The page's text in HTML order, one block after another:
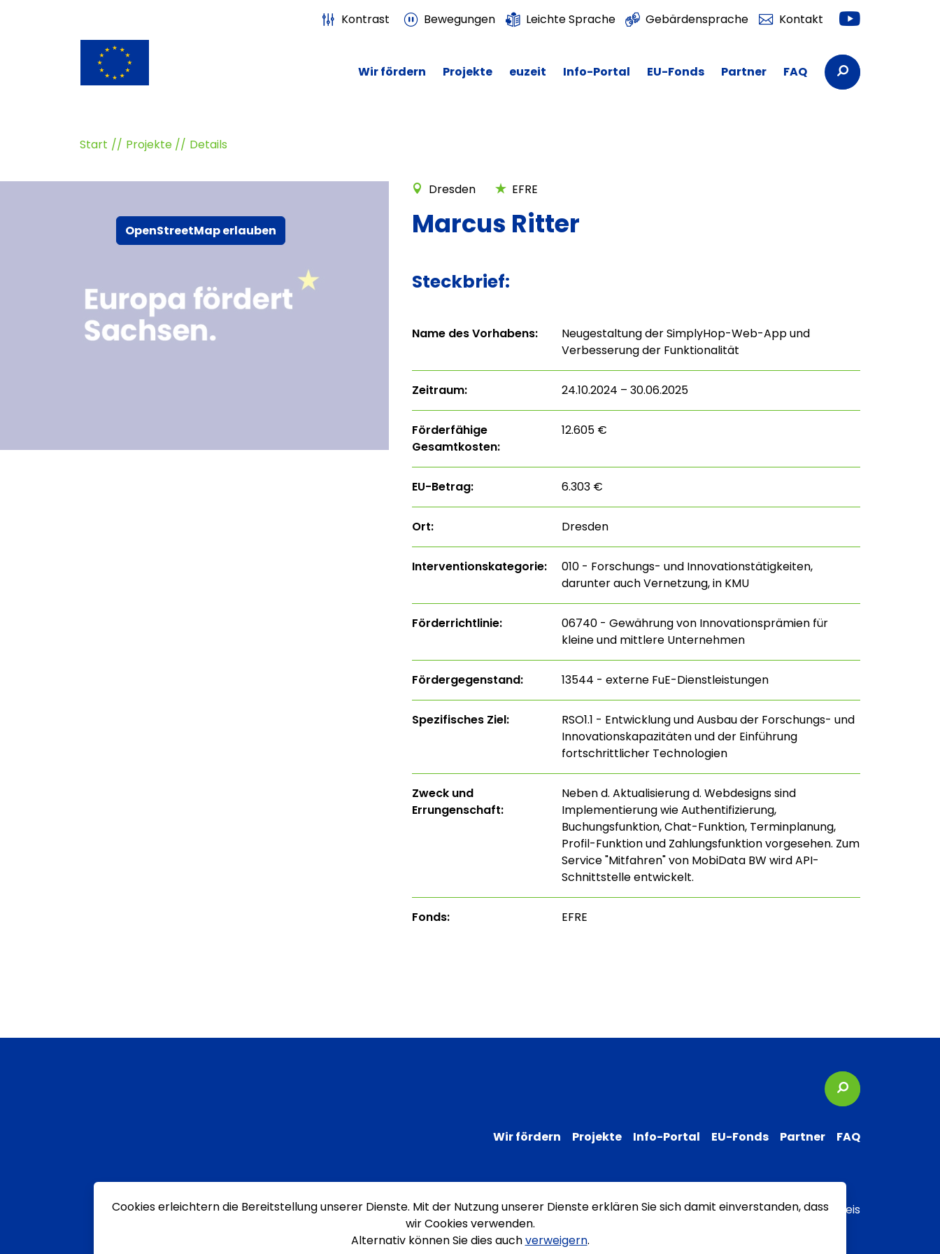
Kontrast Bewegungen Leichte Sprache Gebärdensprache Kontakt Youtube
Wir fördern Projekte euzeit Info-Portal EU-Fonds Partner FAQ Suchbegriffe
Start Projekte Details
OpenStreetMap erlauben
Dresden EFRE
Marcus Ritter
Steckbrief:
Name des Vorhabens:
Neugestaltung der SimplyHop-Web-App und
Verbesserung der Funktionalität
Zeitraum: 24.10.2024 – 30.06.2025
Förderfähige
Gesamtkosten:
12.605 €
EU-Betrag: 6.303 €
Ort: Dresden
Interventions­kategorie:
010 - Forschungs- und Innovationstätigkeiten,
darunter auch Vernetzung, in KMU
Förderrichtlinie:
06740 - Gewährung von Innovationsprämien für
kleine und mittlere Unternehmen
Fördergegenstand: 13544 - externe FuE-Dienstleistungen
Spezifisches Ziel:
RSO1.1 - Entwicklung und Ausbau der Forschungs- und
Innovationskapazitäten und der Einführung
fortschrittlicher Technologien
Zweck und
Errungenschaft:
Neben d. Aktualisierung d. Webdesigns sind
Implementierung wie Authentifizierung,
Buchungsfunktion, Chat-Funktion, Terminplanung,
Profil-Funktion und Zahlungsfunktion vorgesehen. Zum
Service "Mitfahren" von MobiData BW wird API-
Schnittstelle entwickelt.
Fonds: EFRE
Suchbegriffe
Wir fördern Projekte Info-Portal EU-Fonds Partner FAQ
Impressum Datenschutz Erklärung zur Barrierefreiheit Transparenzhinweis
Cookies erleichtern die Bereitstellung unserer Dienste. Mit der Nutzung unserer Dienste erklären Sie sich damit einverstanden, dass
wir Cookies verwenden.
Alternativ können Sie dies auchverweigern.